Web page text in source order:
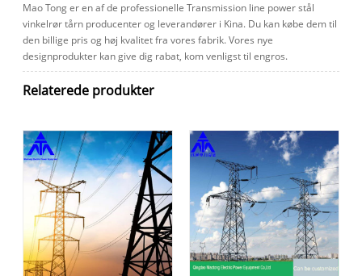
Mao Tong er en af ​​de professionelle Transmission line power stål
vinkelrør tårn producenter og leverandører i Kina. Du kan købe dem til
den billige pris og høj kvalitet fra vores fabrik. Vores nye
designprodukter kan give dig rabat, kom venligst til engros.
Relaterede produkter